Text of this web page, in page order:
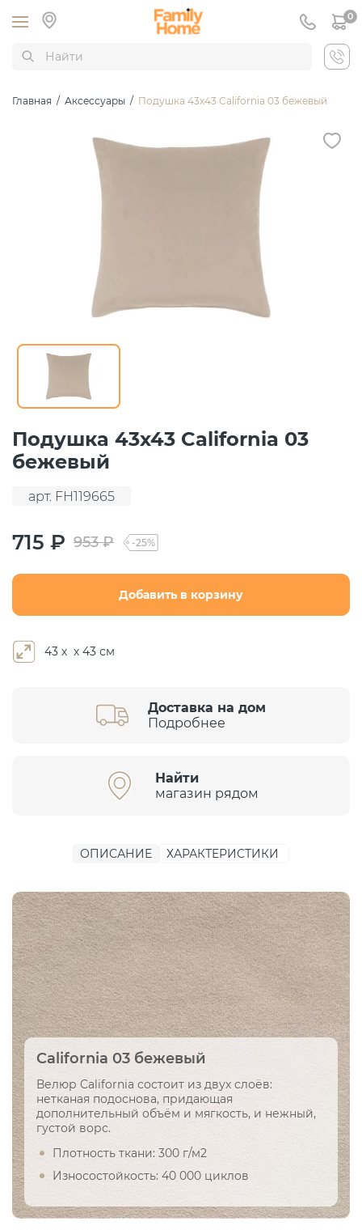
0
Главная / Аксессуары / Подушка 43х43 California 03 бежевый
Подушка 43х43 California 03
бежевый
арт. FH119665
715 ₽ 953 ₽ -25%
Добавить в корзину
43 х х 43 см
Доставка на дом
Подробнее
Найти
магазин рядом
ОПИСАНИЕ ХАРАКТЕРИСТИКИ
California 03 бежевый
Велюр California состоит из двух слоёв:
нетканая подоснова, придающая
дополнительный объём и мягкость, и нежный,
густой ворс.
Плотность ткани: 300 г/м2
Износостойкость: 40 000 циклов